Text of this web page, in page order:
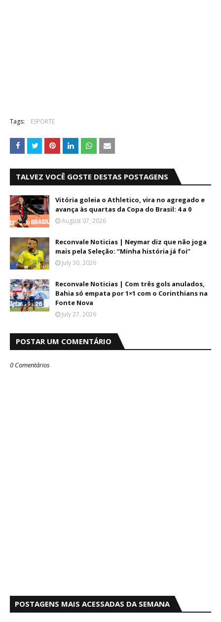
Tags: ESPORTE
TALVEZ VOCÊ GOSTE DESTAS POSTAGENS
Vitória goleia o Athletico, vira no agregado e
avança às quartas da Copa do Brasil: 4 a 0
August 07, 2026
Reconvale Noticias | Neymar diz que não joga
mais pela Seleção: “Minha história já foi”
July 30, 2026
Reconvale Noticias | Com três gols anulados,
Bahia só empata por 1×1 com o Corinthians na
Fonte Nova
July 27, 2026
POSTAR UM COMENTÁRIO
0 Comentários
POSTAGENS MAIS ACESSADAS DA SEMANA